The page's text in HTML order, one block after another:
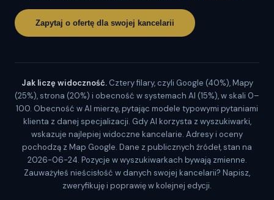
Zapytaj o ofertę dla swojej kancelarii
Jak liczę widoczność.Cztery filary, czyli Google (40%), Mapy
(25%), strona (20%) i obecność w systemach AI (15%), w skali 0–
100. Obecność w AI mierzę, pytając modele typowymi pytaniami
klienta z danej specjalizacji. Gdy AI korzysta z wyszukiwarki,
wskazuje najlepiej widoczne kancelarie. Adresy i oceny
pochodzą z Map Google. Dane z publicznych źródeł, stan na
2026-06-24. Pozycje w wyszukiwarkach bywają zmienne.
Zauważyłeś nieścisłość w danych swojej kancelarii? Napisz,
zweryfikuję i poprawię w kolejnej edycji.